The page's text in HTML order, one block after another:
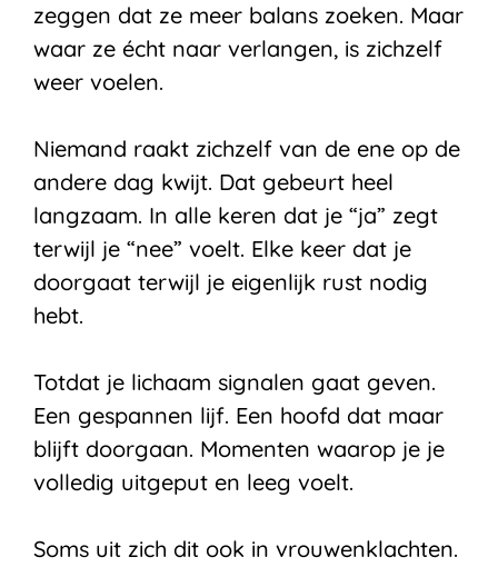
zeggen dat ze meer balans zoeken. Maar
waar ze écht naar verlangen, is zichzelf
weer voelen.
Niemand raakt zichzelf van de ene op de
andere dag kwijt. Dat gebeurt heel
langzaam. In alle keren dat je “ja” zegt
terwijl je “nee” voelt. Elke keer dat je
doorgaat terwijl je eigenlijk rust nodig
hebt.
Totdat je lichaam signalen gaat geven.
Een gespannen lijf. Een hoofd dat maar
blijft doorgaan. Momenten waarop je je
volledig uitgeput en leeg voelt.
Soms uit zich dit ook in vrouwenklachten.